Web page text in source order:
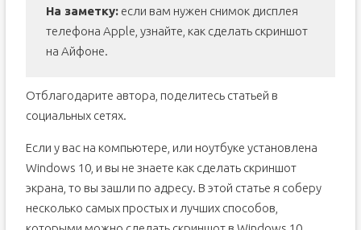
На заметку:если вам нужен снимок дисплея
телефона Apple, узнайте, как сделать скриншот
на Айфоне.
Отблагодарите автора, поделитесь статьей в
социальных сетях.
Если у вас на компьютере, или ноутбуке установлена
Windows 10, и вы не знаете как сделать скриншот
экрана, то вы зашли по адресу. В этой статье я соберу
несколько самых простых и лучших способов,